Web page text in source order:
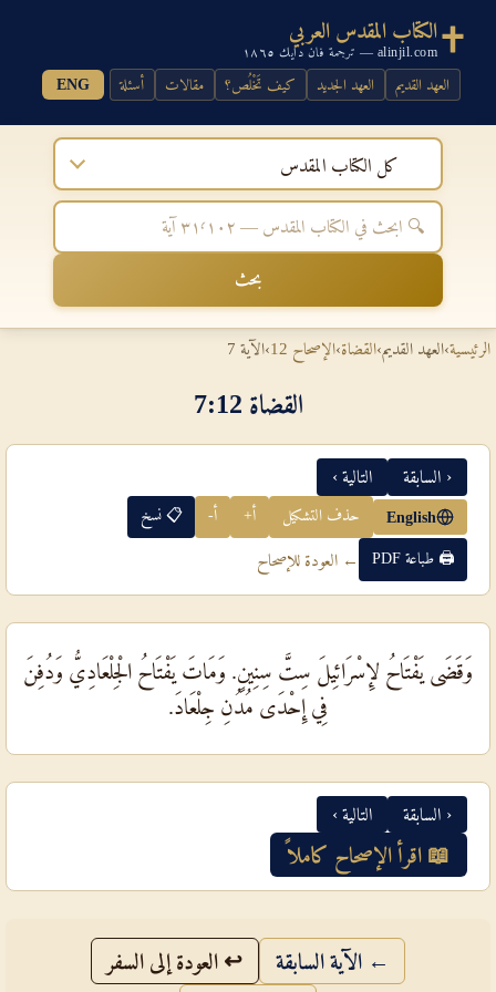
الكتاب المقدس العربي
alinjil.com — ترجمة فان دايك ١٨٦٥
العهد القديم العهد الجديد كيف تَخْلُص؟ مقالات أسئلة ENG
كل الكتاب المقدس
بحث
الرئيسية›العهد القديم›القضاة›الإصحاح 12 ›الآية 7
القضاة 12‏:‏7
‹ السابقة التالية ›
English حذف التشكيل أ+ أ- 📋 نسخ
🖨 طباعة PDF ← العودة للإصحاح
وَقَضَى يَفْتَاحُ لإِسْرَائِيلَ سِتَّ سِنِينٍ. وَمَاتَ يَفْتَاحُ الْجِلْعَادِيُّ وَدُفِنَ
فِي إِحْدَى مُدُنِ جِلْعَادَ.
‹ السابقة التالية ›
📖 اقرأ الإصحاح كاملاً
← الآية السابقة ↩ العودة إلى السفر